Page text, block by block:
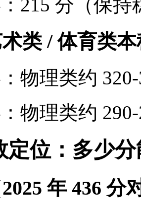
215 分（保持
术类 / 体育类
物理类约
物理类约
定位：多少
年 436 分